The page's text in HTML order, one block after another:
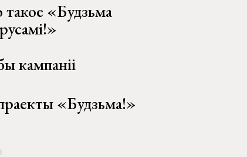
«Будзьма
кампаніі
«Будзьма!»